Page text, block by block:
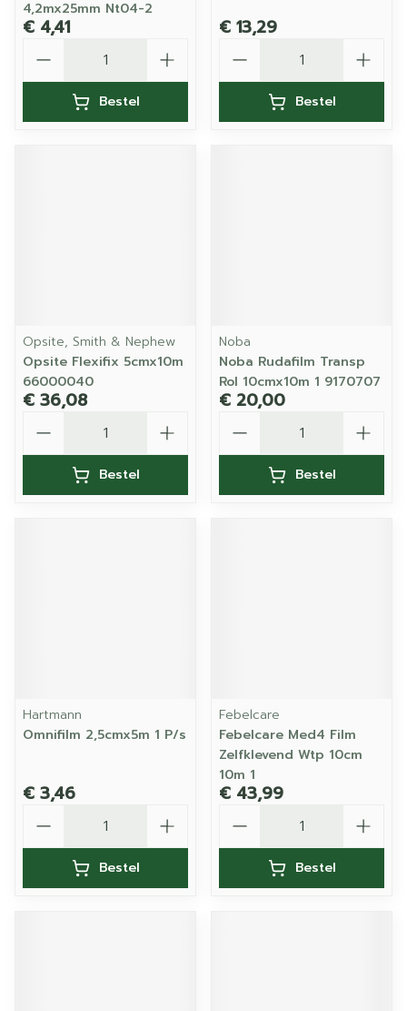
4,2mx25mm Nt04-2
€ 4,41
Bestel
€ 13,29
Bestel
Opsite, Smith & Nephew
Opsite Flexifix 5cmx10m
66000040
€ 36,08
Bestel
Noba
Noba Rudafilm Transp
Rol 10cmx10m 1 9170707
€ 20,00
Bestel
Hartmann
Omnifilm 2,5cmx5m 1 P/s
€ 3,46
Bestel
Febelcare
Febelcare Med4 Film
Zelfklevend Wtp 10cm
10m 1
€ 43,99
Bestel